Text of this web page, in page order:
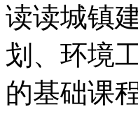
读读城镇
划、环境
的基础课